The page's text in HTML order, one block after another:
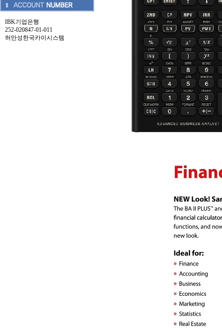
IBK기업은행
252-020847-01-011
허만성한국카이시스템